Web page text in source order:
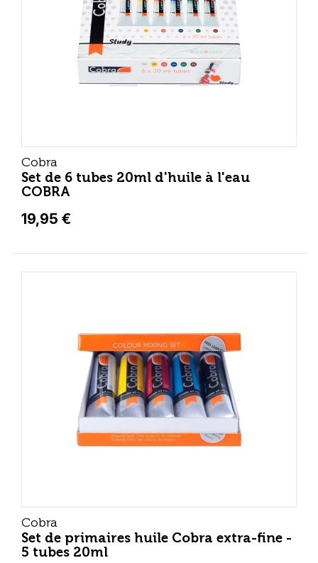
Cobra
Set de 6 tubes 20ml d'huile à l'eau
COBRA
19,95 €
Cobra
Set de primaires huile Cobra extra-fine -
5 tubes 20ml